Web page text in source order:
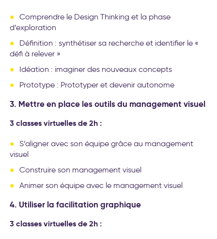
Comprendre le Design Thinking et la phase
d’exploration
Définition : synthétiser sa recherche et identifier le «
défi à relever »
Idéation : imaginer des nouveaux concepts
Prototype : Prototyper et devenir autonome
3. Mettre en place les outils du management visuel
3 classes virtuelles de 2h :
S’aligner avec son équipe grâce au management
visuel
Construire son management visuel
Animer son équipe avec le management visuel
4. Utiliser la facilitation graphique
3 classes virtuelles de 2h :